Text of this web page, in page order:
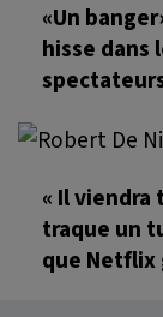
«Un
hisse dans
« Il viendra
traque un
que Netflix